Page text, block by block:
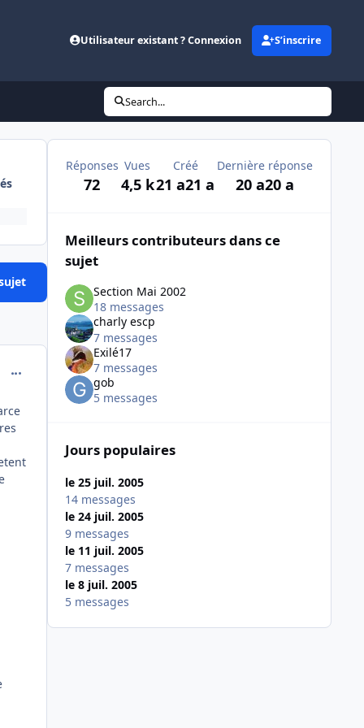
Utilisateur existant ? Connexion S’inscrire
Search...
comment_80307
Réponses
72
Vues
4,5 k
Créé
21 a21 a
Dernière réponse
20 a20 a
Meilleurs contributeurs dans ce
sujet
Section Mai 2002
18 messages
charly escp
7 messages
Exilé17
7 messages
gob
5 messages
Jours populaires
le 25 juil. 2005
14 messages
le 24 juil. 2005
9 messages
le 11 juil. 2005
7 messages
le 8 juil. 2005
5 messages